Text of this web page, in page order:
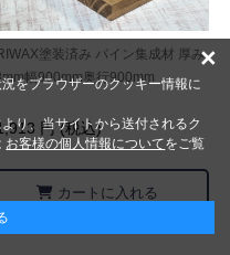
塗装済み パイン集成材 厚み
幅900mm奥行900mm
円 (税込)
カートに入れる
をブラウザーのクッキー情報に
り、当サイトから送付されるク
お客様の個人情報についてをご覧
×